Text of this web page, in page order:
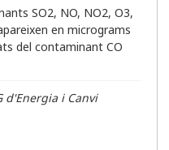
SO2, NO, NO2, O3,
en micrograms
del contaminant CO
d'Energia i Canvi